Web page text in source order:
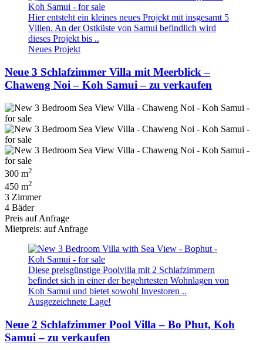
Hier entsteht ein kleines neues Projekt mit insgesamt 5
Villen. An der Ostküste von Samui befindlich wird
dieses Projekt bis ..
Neues Projekt
Neue 3 Schlafzimmer Villa mit Meerblick –
Chaweng Noi – Koh Samui – zu verkaufen
300 m2
450 m2
3 Zimmer
4 Bäder
Preis auf Anfrage
Mietpreis: auf Anfrage
Diese preisgünstige Poolvilla mit 2 Schlafzimmern
befindet sich in einer der begehrtesten Wohnlagen von
Koh Samui und bietet sowohl Investoren ..
Ausgezeichnete Lage!
Neue 2 Schlafzimmer Pool Villa – Bo Phut, Koh
Samui – zu verkaufen